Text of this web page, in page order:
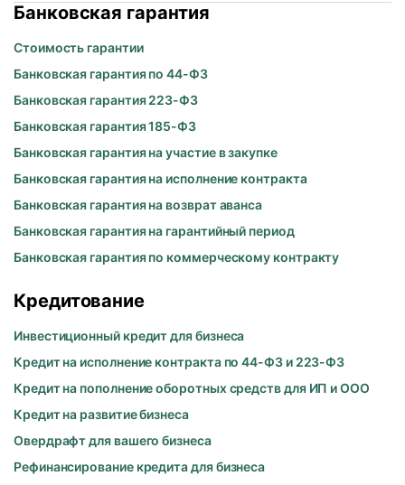
Банковская гарантия
Стоимость гарантии
Банковская гарантия по 44-ФЗ
Банковская гарантия 223-ФЗ
Банковская гарантия 185-ФЗ
Банковская гарантия на участие в закупке
Банковская гарантия на исполнение контракта
Банковская гарантия на возврат аванса
Банковская гарантия на гарантийный период
Банковская гарантия по коммерческому контракту
Кредитование
Инвестиционный кредит для бизнеса
Кредит на исполнение контракта по 44-ФЗ и 223-ФЗ
Кредит на пополнение оборотных средств для ИП и ООО
Кредит на развитие бизнеса
Овердрафт для вашего бизнеса
Рефинансирование кредита для бизнеса